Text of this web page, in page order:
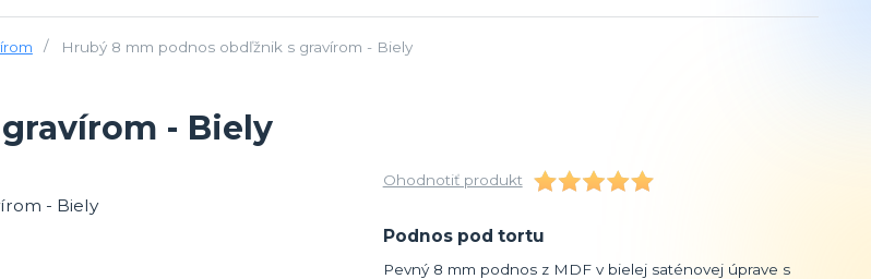
Hrubý 8 mm podnos obdľžnik s gravírom - Biely
- Biely
Ohodnotiť produkt
Podnos pod tortu
Pevný 8 mm podnos z MDF v bielej saténovej úprave s